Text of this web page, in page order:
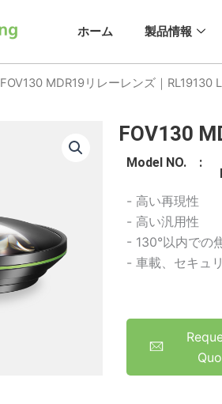
ホーム 製品情報
FOV130 MDR19リレーレンズ｜RL19130
FOV130
Model NO. :
- 高い再現性
- 高い汎用性
- 130°以内での
- 車載、セキュ